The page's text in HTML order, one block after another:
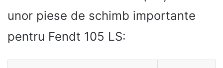
unor piese de schimb importante
pentru Fendt 105 LS: